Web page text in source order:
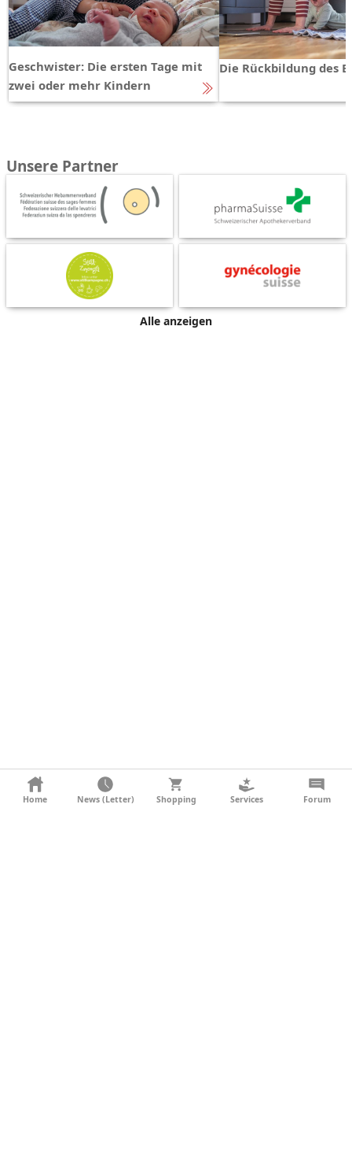
Geschwister: Die ersten Tage mit
zwei oder mehr Kindern
Die Rückbildung des
Unsere Partner
Alle anzeigen
KONTAKT
Home News (Letter) Shopping Services Forum